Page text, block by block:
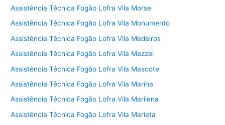
Assistência Técnica Fogão Lofra Vila Morse
Assistência Técnica Fogão Lofra Vila Monumento
Assistência Técnica Fogão Lofra Vila Medeiros
Assistência Técnica Fogão Lofra Vila Mazzei
Assistência Técnica Fogão Lofra Vila Mascote
Assistência Técnica Fogão Lofra Vila Marina
Assistência Técnica Fogão Lofra Vila Marilena
Assistência Técnica Fogão Lofra Vila Marieta